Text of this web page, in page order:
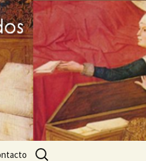
Buscar: